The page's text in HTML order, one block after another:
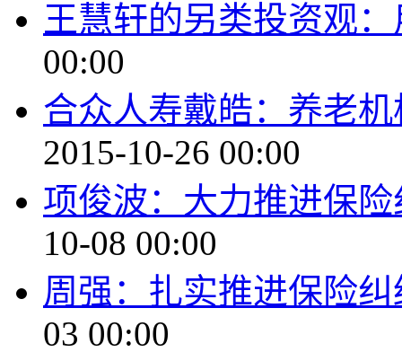
王慧轩的另类投资观
00:00
合众人寿戴皓：养老
2015-10-26 00:00
项俊波：大力推进保
10-08 00:00
周强：扎实推进保险
03 00:00